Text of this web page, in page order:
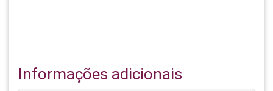
Informações adicionais